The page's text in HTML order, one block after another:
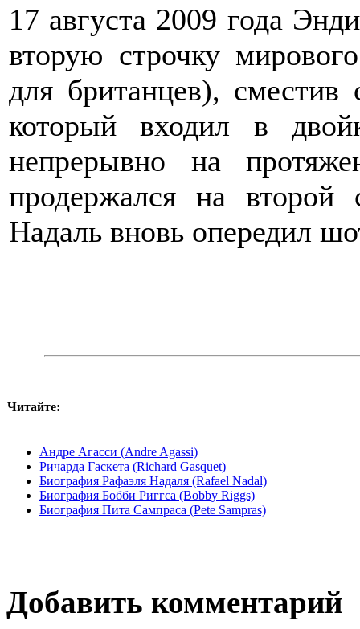
17 августа 2009 года
вторую строчку
для британцев),
который входил в
непрерывно на
продержался на второй
Надаль вновь опередил
Читайте:
Андре Агасси (Andre Agassi)
Ричарда Гаскета (Richard Gasquet)
Биография Рафаэля Надаля (Rafael Nadal)
Биография Бобби Риггса (Bobby Riggs)
Биография Пита Сампраса (Pete Sampras)
Добавить комментарий